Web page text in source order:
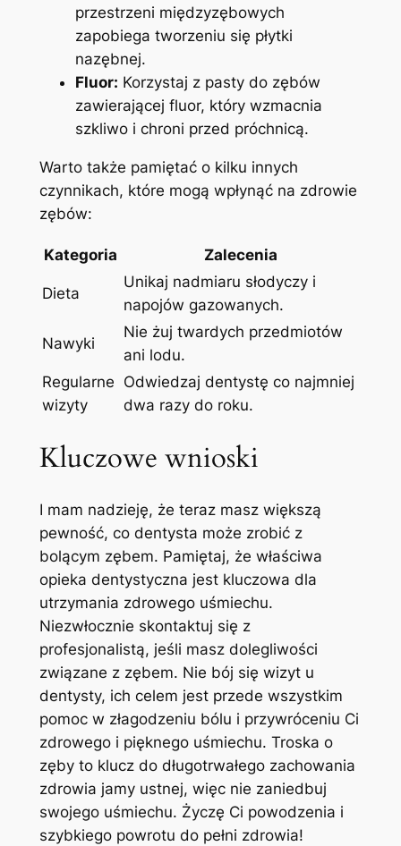
przestrzeni⁣ międzyzębowych‌
zapobiega tworzeniu się ⁤płytki
nazębnej.
Fluor: Korzystaj z ​pasty do⁣ zębów
zawierającej fluor, który wzmacnia
szkliwo⁤ i chroni przed⁢ próchnicą.
Warto ‌także ⁢pamiętać o kilku⁢ innych
czynnikach, które mogą‍ wpłynąć na zdrowie
zębów:
Kategoria Zalecenia
Dieta
Unikaj nadmiaru ‌słodyczy i
napojów gazowanych.
Nawyki
Nie żuj twardych przedmiotów
ani lodu.
Regularne
wizyty
Odwiedzaj dentystę co najmniej
dwa ‍razy do roku.
Kluczowe wnioski
I ⁤mam nadzieję, że teraz masz większą
pewność, co dentysta może zrobić z
bolącym zębem. Pamiętaj, że właściwa
opieka dentystyczna jest kluczowa dla‌
utrzymania zdrowego uśmiechu.
Niezwłocznie skontaktuj się‍ z
profesjonalistą, ‌jeśli masz dolegliwości
związane z zębem. Nie‍ bój⁢ się wizyt u
dentysty, ich celem⁣ jest przede wszystkim
pomoc w złagodzeniu bólu i przywróceniu ⁢Ci
zdrowego i ⁣pięknego uśmiechu. Troska o
zęby to ​klucz do długotrwałego zachowania
zdrowia jamy ustnej, więc nie zaniedbuj
swojego uśmiechu. Życzę Ci powodzenia i
szybkiego powrotu do‌ pełni zdrowia!